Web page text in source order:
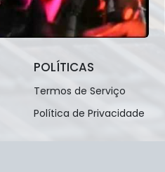
POLÍTICAS
Termos de Serviço
Política de Privacidade